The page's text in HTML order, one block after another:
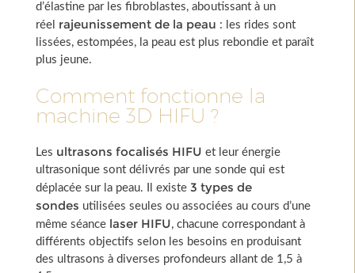
d’élastine par les fibroblastes, aboutissant à un
réel rajeunissement de la peau : les rides sont
lissées, estompées, la peau est plus rebondie et paraît
plus jeune.
Comment fonctionne la
machine 3D HIFU ?
Les ultrasons focalisés HIFU et leur énergie
ultrasonique sont délivrés par une sonde qui est
déplacée sur la peau. Il existe 3 types de
sondes utilisées seules ou associées au cours d’une
même séance laser HIFU, chacune correspondant à
différents objectifs selon les besoins en produisant
des ultrasons à diverses profondeurs allant de 1,5 à